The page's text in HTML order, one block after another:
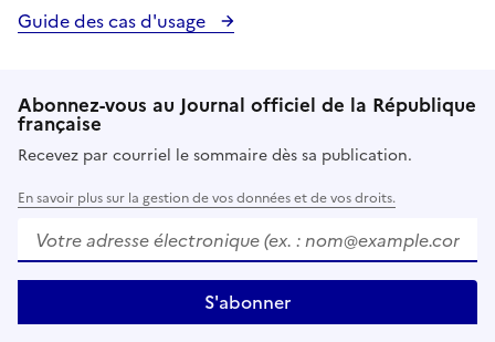
Guide des cas d'usage
Abonnez-vous au Journal officiel de la République
française
Recevez par courriel le sommaire dès sa publication.
En savoir plus sur la gestion de vos données et de vos droits.
Votre adresse électronique (ex. : nom@example.com
S'abonner